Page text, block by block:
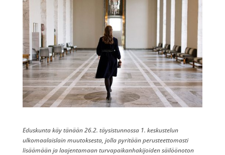
Eduskunta käy tänään 26.2. täysistunnossa 1. keskustelun
ulkomaalaislain muutoksesta, jolla pyritään perusteettomasti
lisäämään ja laajentamaan turvapaikanhakijoiden säilöönoton